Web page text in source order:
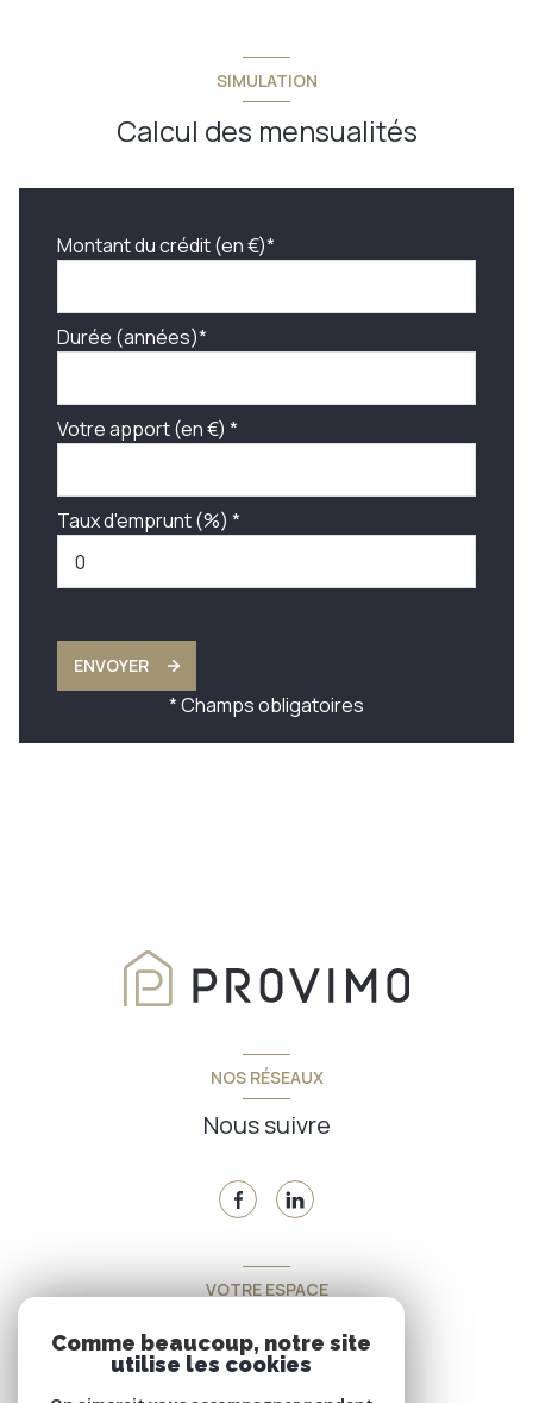
SIMULATION
Calcul des mensualités
Montant du crédit (en €)*
Durée (années)*
Votre apport (en €) *
Taux d'emprunt (%) *
ENVOYER
* Champs obligatoires
NOS RÉSEAUX
Nous suivre
VOTRE ESPACE
Espace propriétaire
Comme beaucoup, notre site
utilise les cookies